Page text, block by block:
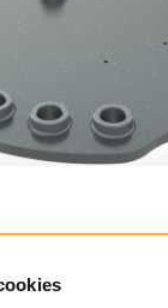
22150